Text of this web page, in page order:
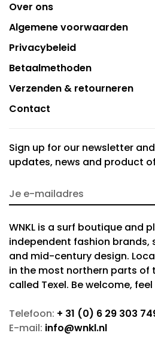
Over ons
Algemene voorwaarden
Privacybeleid
Betaalmethoden
Verzenden & retourneren
Contact
Sign up for our newsletter
updates, news and product
WNKL is a surf boutique and
independent fashion brands,
and mid-century design.
in the most northern parts of
called Texel. Be welcome,
Telefoon: + 31 (0) 6 29 303
E-mail: info@wnkl.nl